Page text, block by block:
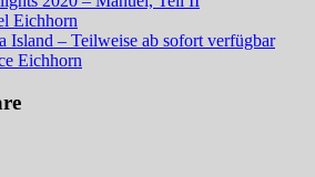
Eichhorn
Island – Teilweise ab sofort verfügbar
Eichhorn